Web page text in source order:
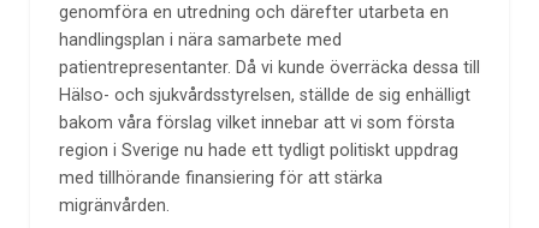
genomföra en utredning och därefter utarbeta en
handlingsplan i nära samarbete med
patientrepresentanter. Då vi kunde överräcka dessa till
Hälso- och sjukvårdsstyrelsen, ställde de sig enhälligt
bakom våra förslag vilket innebar att vi som första
region i Sverige nu hade ett tydligt politiskt uppdrag
med tillhörande finansiering för att stärka
migränvården.